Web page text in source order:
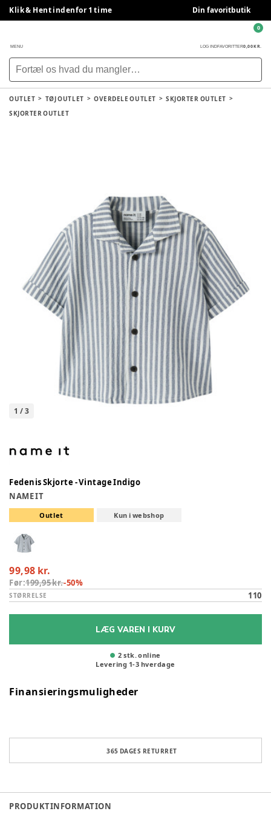
Klik & Hent indenfor 1 time Din favoritbutik
MENU LOG INDFAVORITTER0,00 KR.
0
OUTLET TØJ OUTLET OVERDELE OUTLET
SKJORTER OUTLET
SKJORTER OUTLET
1 /3
Fedenis Skjorte - Vintage Indigo
NAME IT
Outlet Kun i webshop
99,98 kr.
Før:199,95 kr.-50%
STØRRELSE 110
LÆG VAREN I KURV
2 stk. online
Levering 1-3 hverdage
Finansieringsmuligheder
365 DAGES RETURRET
PRODUKTINFORMATION